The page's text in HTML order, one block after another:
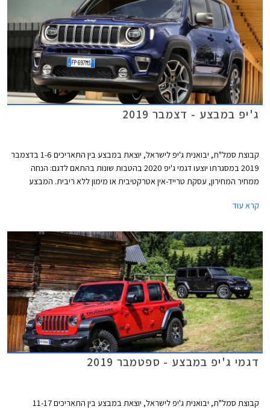
ג'יפ במבצע - דצמבר 2019
קבוצת סמל"ת, יבואנית ג'יפ לישראל, יוצאת במבצע בין התאריכים 1-6 בדצמבר
2019 במסגרתו יוצעו דגמי ג'יפ 2020 בהטבות שונות בהתאם לדגם: הנחה
ממחיר המחירון, עסקת טרייד-אין אטרקטיבית או מימון ללא ריבית. המבצע
קרא עוד
דגמי ג'יפ במבצע - ספטמבר 2019
קבוצת סמל"ת, יבואנית ג'יפ לישראל, יוצאת במבצע בין התאריכים 11-17